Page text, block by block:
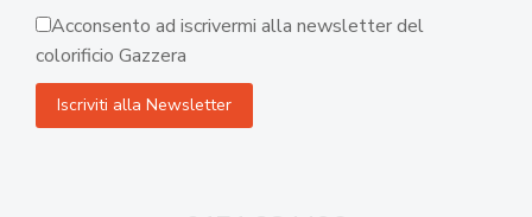
Acconsento ad iscrivermi alla newsletter del
colorificio Gazzera